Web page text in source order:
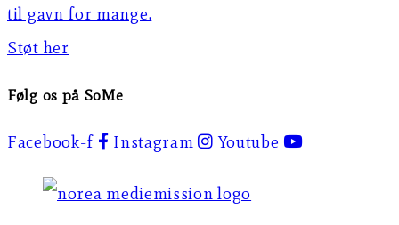
til gavn for mange.
Støt her
Følg os på SoMe
Facebook-f Instagram Youtube